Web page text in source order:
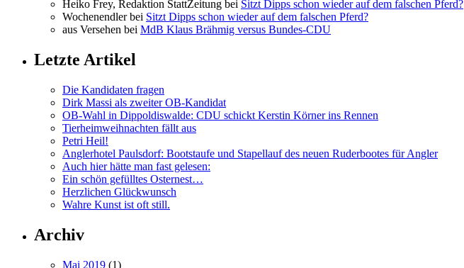
Heiko Frey, Redaktion StattZeitung bei Sitzt Dipps schon wieder auf dem falschen Pferd?
Wochenendler bei Sitzt Dipps schon wieder auf dem falschen Pferd?
aus Versehen bei MdB Klaus Brähmig versus Bundes-CDU
Letzte Artikel
Die Kandidaten fragen
Dirk Massi als zweiter OB-Kandidat
OB-Wahl in Dippoldiswalde: CDU schickt Kerstin Körner ins Rennen
Tierheimweihnachten fällt aus
Petri Heil!
Anglerhotel Paulsdorf: Bootstaufe und Stapellauf des neuen Ruderbootes für Angler
Auch hier hätte man fast gelesen:
Ein schön gefülltes Osternest…
Herzlichen Glückwunsch
Wahre Kunst ist oft still.
Archiv
Mai 2019 (1)